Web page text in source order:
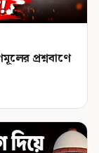
প্রশ্নবাণে